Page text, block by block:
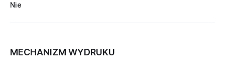
Nie
MECHANIZM WYDRUKU